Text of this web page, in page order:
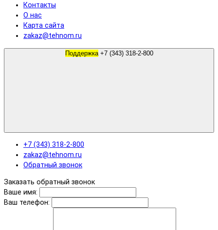
Контакты
О нас
Карта сайта
zakaz@tehnom.ru
Поддержка +7 (343) 318-2-800
+7 (343) 318-2-800
zakaz@tehnom.ru
Обратный звонок
Заказать обратный звонок
Ваше имя:
Ваш телефон: